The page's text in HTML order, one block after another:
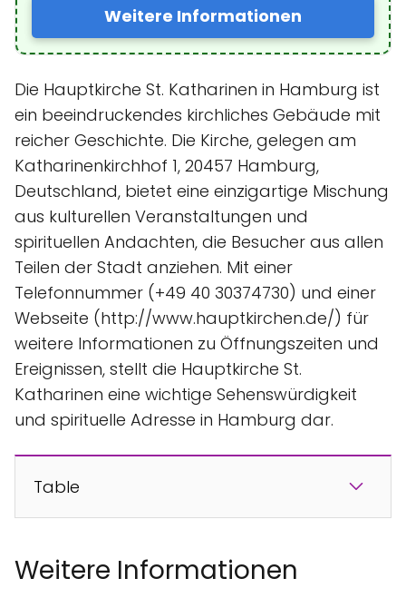
Weitere Informationen
Die Hauptkirche St. Katharinen in Hamburg ist
ein beeindruckendes kirchliches Gebäude mit
reicher Geschichte. Die Kirche, gelegen am
Katharinenkirchhof 1, 20457 Hamburg,
Deutschland, bietet eine einzigartige Mischung
aus kulturellen Veranstaltungen und
spirituellen Andachten, die Besucher aus allen
Teilen der Stadt anziehen. Mit einer
Telefonnummer (+49 40 30374730) und einer
Webseite (http://www.hauptkirchen.de/) für
weitere Informationen zu Öffnungszeiten und
Ereignissen, stellt die Hauptkirche St.
Katharinen eine wichtige Sehenswürdigkeit
und spirituelle Adresse in Hamburg dar.
Table
Weitere Informationen